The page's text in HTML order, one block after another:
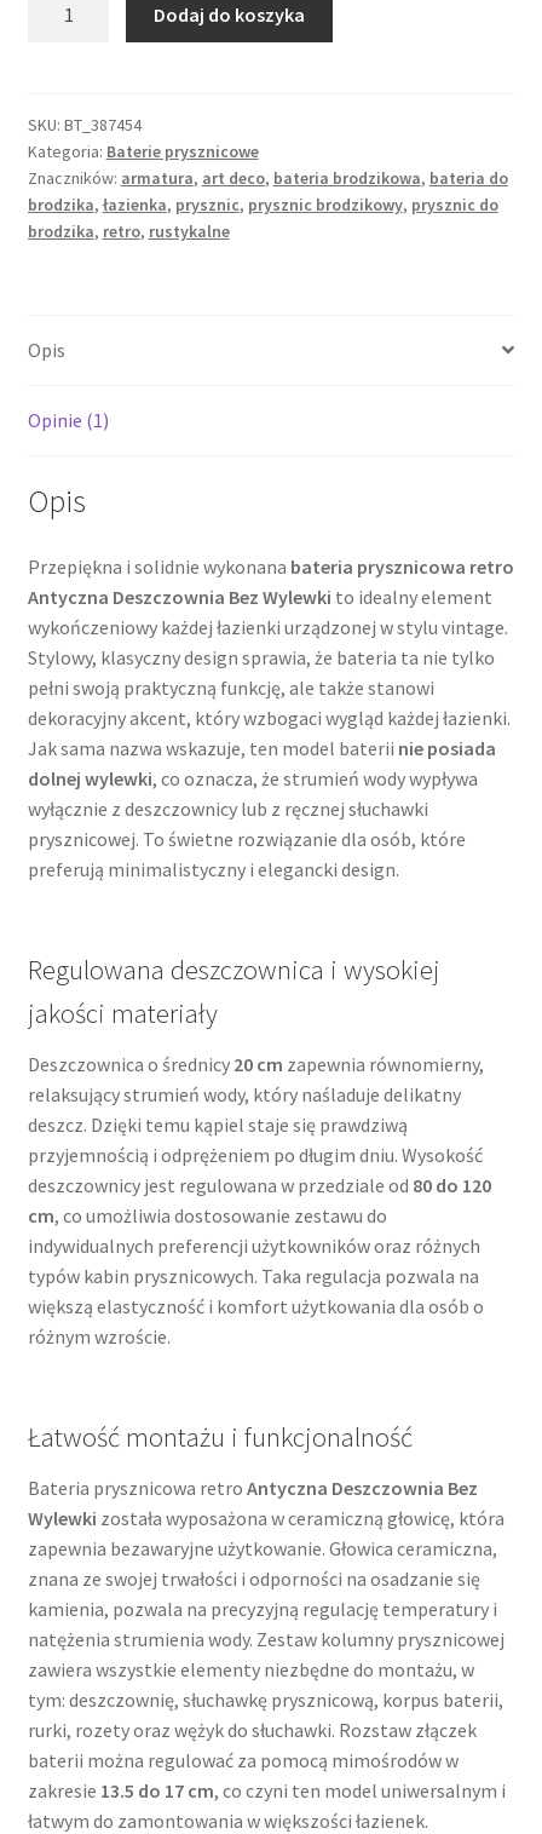
-
Antyczna
Deszczownia
Bez
Wylewki
Dodaj do koszyka
SKU: BT_387454
Kategoria: Baterie prysznicowe
Znaczników: armatura, art deco, bateria brodzikowa, bateria do
brodzika, łazienka, prysznic, prysznic brodzikowy, prysznic do
brodzika, retro, rustykalne
Opis
Opinie (1)
Opis
Przepiękna i solidnie wykonana bateria prysznicowa retro
Antyczna Deszczownia Bez Wylewki to idealny element
wykończeniowy każdej łazienki urządzonej w stylu vintage.
Stylowy, klasyczny design sprawia, że bateria ta nie tylko
pełni swoją praktyczną funkcję, ale także stanowi
dekoracyjny akcent, który wzbogaci wygląd każdej łazienki.
Jak sama nazwa wskazuje, ten model baterii nie posiada
dolnej wylewki, co oznacza, że strumień wody wypływa
wyłącznie z deszczownicy lub z ręcznej słuchawki
prysznicowej. To świetne rozwiązanie dla osób, które
preferują minimalistyczny i elegancki design.
Regulowana deszczownica i wysokiej
jakości materiały
Deszczownica o średnicy 20 cm zapewnia równomierny,
relaksujący strumień wody, który naśladuje delikatny
deszcz. Dzięki temu kąpiel staje się prawdziwą
przyjemnością i odprężeniem po długim dniu. Wysokość
deszczownicy jest regulowana w przedziale od 80 do 120
cm, co umożliwia dostosowanie zestawu do
indywidualnych preferencji użytkowników oraz różnych
typów kabin prysznicowych. Taka regulacja pozwala na
większą elastyczność i komfort użytkowania dla osób o
różnym wzroście.
Łatwość montażu i funkcjonalność
Bateria prysznicowa retro Antyczna Deszczownia Bez
Wylewki została wyposażona w ceramiczną głowicę, która
zapewnia bezawaryjne użytkowanie. Głowica ceramiczna,
znana ze swojej trwałości i odporności na osadzanie się
kamienia, pozwala na precyzyjną regulację temperatury i
natężenia strumienia wody. Zestaw kolumny prysznicowej
zawiera wszystkie elementy niezbędne do montażu, w
tym: deszczownię, słuchawkę prysznicową, korpus baterii,
rurki, rozety oraz wężyk do słuchawki. Rozstaw złączek
baterii można regulować za pomocą mimośrodów w
zakresie 13.5 do 17 cm, co czyni ten model uniwersalnym i
łatwym do zamontowania w większości łazienek.